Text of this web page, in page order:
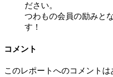
ださい。
つわもの会員の励みと
す！
コメント
このレポートへのコメントは